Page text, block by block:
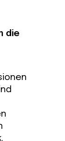
die